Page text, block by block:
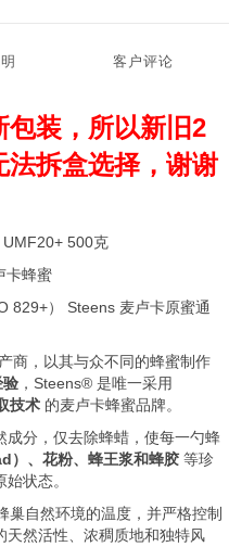
客户评论
包装，所以新旧2
拆盒选择，谢谢
500克
卡蜂蜜
829+） Steens 麦卢卡原蜜通
商，以其与众不同的蜂蜜制作
验 ，Steens® 是唯一采用
技术 的麦卢卡蜂蜜品牌。
分，仅去除蜂蜡，使每一勺蜂
）、花粉、蜂王浆和蜂胶 等珍
状态。
自然环境的温度，并严格控制
天然活性、浓稠质地和独特风